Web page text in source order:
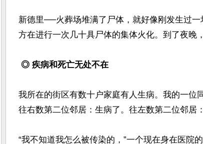
新德里──火葬场堆满了尸体，就好像刚发生过
方在进行一次几十具尸体的集体火化。到了夜晚
◎ 疾病和死亡无处不在
我所在的街区有数十户家庭有人生病。我的一位
往右数第二位邻居：生病了。往左数第二位邻居
“我不知道我怎么被传染的，”一个现在身在医